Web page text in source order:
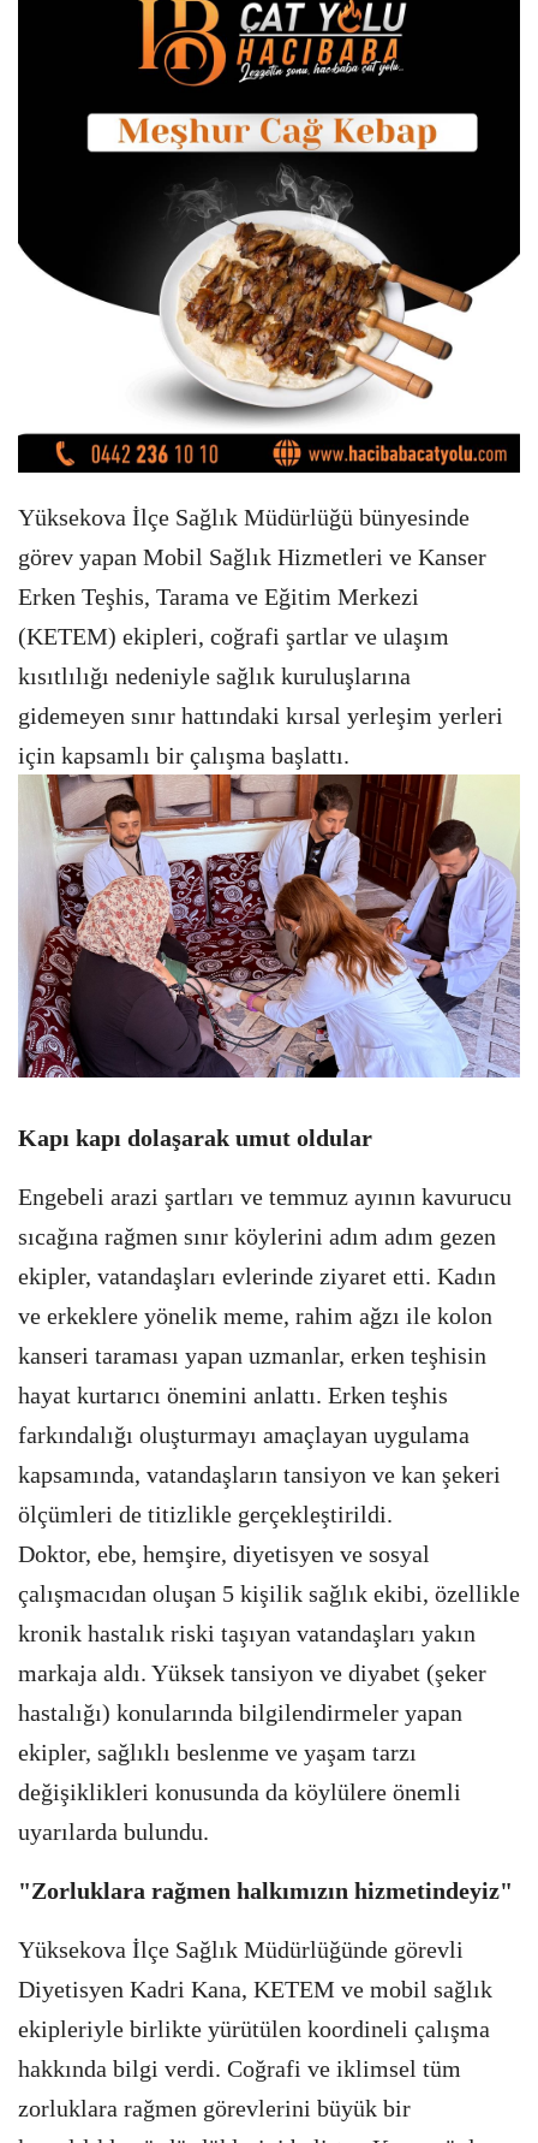
Yüksekova İlçe Sağlık Müdürlüğü bünyesinde
görev yapan Mobil Sağlık Hizmetleri ve Kanser
Erken Teşhis, Tarama ve Eğitim Merkezi
(KETEM) ekipleri, coğrafi şartlar ve ulaşım
kısıtlılığı nedeniyle sağlık kuruluşlarına
gidemeyen sınır hattındaki kırsal yerleşim yerleri
için kapsamlı bir çalışma başlattı.
Kapı kapı dolaşarak umut oldular
Engebeli arazi şartları ve temmuz ayının kavurucu
sıcağına rağmen sınır köylerini adım adım gezen
ekipler, vatandaşları evlerinde ziyaret etti. Kadın
ve erkeklere yönelik meme, rahim ağzı ile kolon
kanseri taraması yapan uzmanlar, erken teşhisin
hayat kurtarıcı önemini anlattı. Erken teşhis
farkındalığı oluşturmayı amaçlayan uygulama
kapsamında, vatandaşların tansiyon ve kan şekeri
ölçümleri de titizlikle gerçekleştirildi.
Doktor, ebe, hemşire, diyetisyen ve sosyal
çalışmacıdan oluşan 5 kişilik sağlık ekibi, özellikle
kronik hastalık riski taşıyan vatandaşları yakın
markaja aldı. Yüksek tansiyon ve diyabet (şeker
hastalığı) konularında bilgilendirmeler yapan
ekipler, sağlıklı beslenme ve yaşam tarzı
değişiklikleri konusunda da köylülere önemli
uyarılarda bulundu.
"Zorluklara rağmen halkımızın hizmetindeyiz"
Yüksekova İlçe Sağlık Müdürlüğünde görevli
Diyetisyen Kadri Kana, KETEM ve mobil sağlık
ekipleriyle birlikte yürütülen koordineli çalışma
hakkında bilgi verdi. Coğrafi ve iklimsel tüm
zorluklara rağmen görevlerini büyük bir